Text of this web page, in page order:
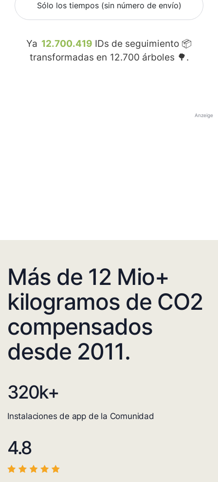
Sólo los tiempos (sin número de envío)
Ya 12.700.419 IDs de seguimiento 📦
transformadas en 12.700 árboles 🌳.
Anzeige
Más de 12 Mio+
kilogramos de CO2
compensados
desde 2011.
320k+
Instalaciones de app de la Comunidad
4.8